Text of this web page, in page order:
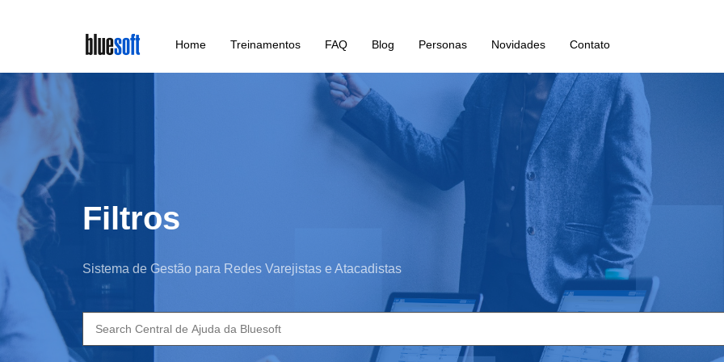
main
content
Home Treinamentos FAQ Blog Personas Novidades Contato
Filtros
Sistema de Gestão para Redes Varejistas e Atacadistas
Search
for: